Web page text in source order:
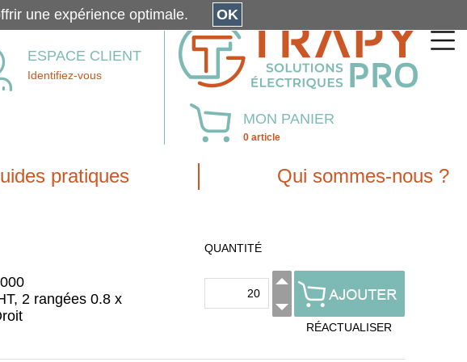
ESPACE CLIENT
Identifiez-vous
MON PANIER
0 article
pratiques Qui sommes-nous ?
2 rangées 0.8 x
QUANTITÉ
RÉACTUALISER
une expérience optimale. OK